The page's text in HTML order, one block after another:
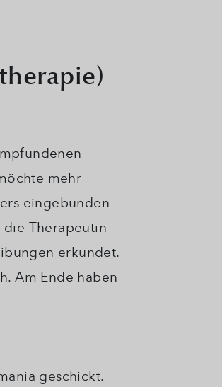
mehr
eingebunden
Therapeutin
erkundet.
Am Ende haben
geschickt.